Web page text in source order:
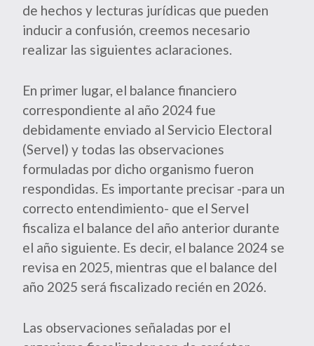
de hechos y lecturas jurídicas que pueden
inducir a confusión, creemos necesario
realizar las siguientes aclaraciones.
En primer lugar, el balance financiero
correspondiente al año 2024 fue
debidamente enviado al Servicio Electoral
(Servel) y todas las observaciones
formuladas por dicho organismo fueron
respondidas. Es importante precisar -para un
correcto entendimiento- que el Servel
fiscaliza el balance del año anterior durante
el año siguiente. Es decir, el balance 2024 se
revisa en 2025, mientras que el balance del
año 2025 será fiscalizado recién en 2026.
Las observaciones señaladas por el